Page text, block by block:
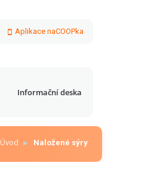
Aplikace naCOOPka
Informační deska
Úvod Naložené sýry